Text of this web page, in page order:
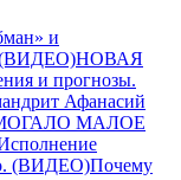
и
(ВИДЕО)НОВАЯ
и прогнозы.
Афанасий
МАЛОЕ
(ВИДЕО)Почему